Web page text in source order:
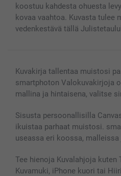
Kaikki kuvatuotteet
koostuu kahdesta ohuesta
kovaa vaahtoa. Kuvasta tulee
vedenkestävä tällä
Kuvakirja tallentaa muistosi
smartphoton Valokuvakirjoja
mallina ja hintaisena, valitse
Sisusta persoonallisilla
ikuistaa parhaat muistosi.
useassa eri koossa, malleissa
Tee hienoja Kuvalahjoja kuten
Kuvamuki, iPhone kuori tai